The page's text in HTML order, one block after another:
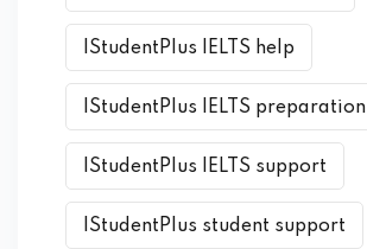
IStudentPlus IELTS help
IStudentPlus IELTS preparation
IStudentPlus IELTS support
IStudentPlus student support